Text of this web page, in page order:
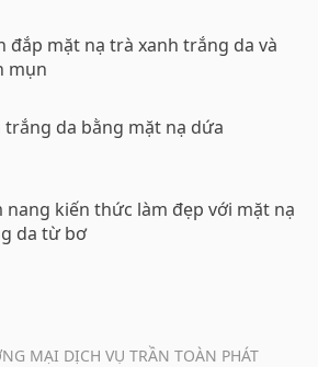
đắp mặt nạ trà xanh trắng da và
mụn
trắng da bằng mặt nạ dứa
nang kiến thức làm đẹp với mặt nạ
da từ bơ
MẠI DỊCH VỤ TRẦN TOÀN PHÁT